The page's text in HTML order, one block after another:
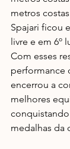
metros
Spajari ficou
livre e em 6º
Com esses
performance
encerrou a
melhores
medalhas da